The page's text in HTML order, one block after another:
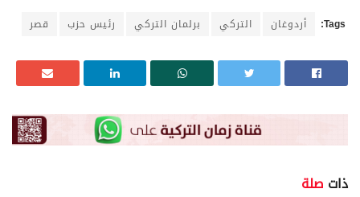
Tags: أردوغان التركي برلمان التركي رئيس حزب قصر
ذات صلة